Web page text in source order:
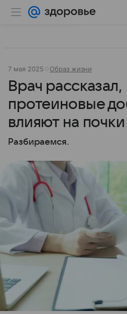
7 мая 2025 Образ жизни
Врач рассказал,
протеиновые
влияют на почки
Разбираемся.